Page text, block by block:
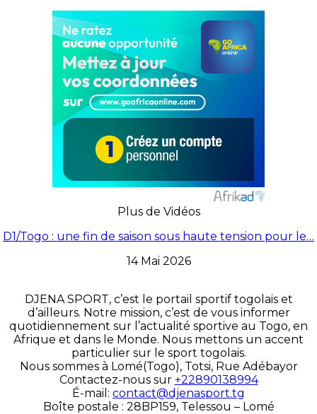
Plus de Vidéos
D1/Togo : une fin de saison sous haute tension pour le…
14 Mai 2026
DJENA SPORT, c’est le portail sportif togolais et
d’ailleurs. Notre mission, c’est de vous informer
quotidiennement sur l’actualité sportive au Togo, en
Afrique et dans le Monde. Nous mettons un accent
particulier sur le sport togolais.
Nous sommes à Lomé(Togo), Totsi, Rue Adébayor
Contactez-nous sur +22890138994
É-mail: contact@djenasport.tg
Boîte postale : 28BP159, Telessou – Lomé